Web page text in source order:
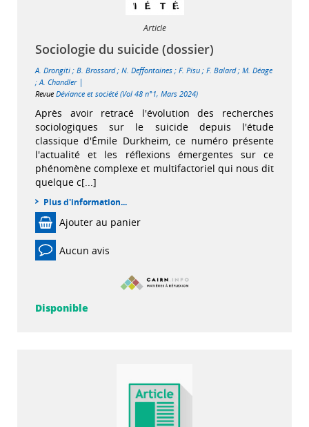
Article
Sociologie du suicide (dossier)
A. Drongiti ; B. Brossard; N. Deffontaines ; F. Pisu ; F. Balard; M. Déage
; A. Chandler |
Revue Déviance et société (Vol 48 n°1, Mars 2024)
Après avoir retracé l'évolution des recherches
sociologiques sur le suicide depuis l'étude
classique d'Émile Durkheim, ce numéro présente
l'actualité et les réflexions émergentes sur ce
phénomène complexe et multifactoriel qui nous dit
quelque c[...]
Plus d'information...
Ajouter au panier
Aucun avis
Disponible